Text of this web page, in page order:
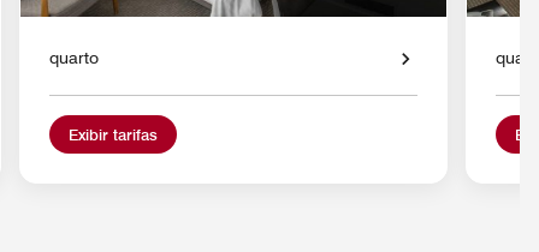
quarto
Exibir tarifas